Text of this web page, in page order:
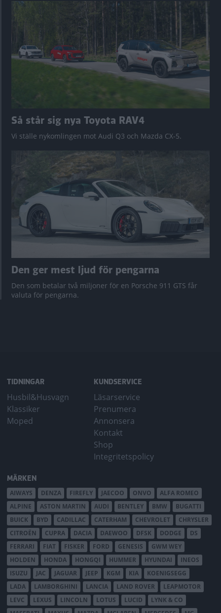
Så står sig nya Toyota RAV4
Vi ställe nykomlingen mot Audi Q3 och Mazda CX-5.
Den ger mest ljud för pengarna
Den som betalar två miljoner för en Porsche 911 GTS får
valuta för pengarna.
TIDNINGAR
Husbil&Husvagn
Klassiker
Moped
KUNDSERVICE
Läsarservice
Prenumera
Annonsera
Kontakt
Shop
Integritetspolicy
MÄRKEN
AIWAYS DENZA FIREFLY JAECOO ONVO
ALFA ROMEO
ALPINE
ASTON MARTIN AUDI BENTLEY BMW
BUGATTI
BUICK
BYD CADILLAC CATERHAM CHEVROLET
CHRYSLER
CITROËN
CUPRA DACIA DAEWOO DFSK DODGE
DS
FERRARI
FIAT FISKER FORD GENESIS
GWM WEY
HOLDEN
HONDA HONGQI HUMMER HYUNDAI
INEOS
ISUZU
JAC JAGUAR JEEP KGM KIA
KOENIGSEGG
LADA
LAMBORGHINI LANCIA LAND ROVER
LEAPMOTOR
LEVC
LEXUS LINCOLN LOTUS LUCID
LYNK & CO